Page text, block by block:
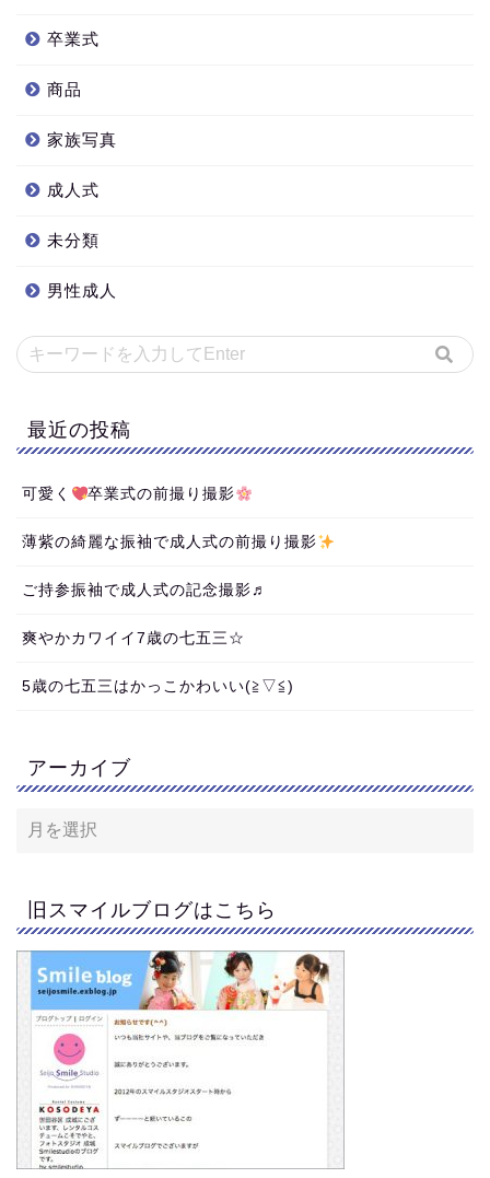
卒業式
商品
家族写真
成人式
未分類
男性成人
最近の投稿
可愛く 卒業式の前撮り撮影
薄紫の綺麗な振袖で成人式の前撮り撮影
ご持参振袖で成人式の記念撮影♬
爽やかカワイイ7歳の七五三☆
5歳の七五三はかっこかわいい(≧▽≦)
アーカイブ
旧スマイルブログはこちら